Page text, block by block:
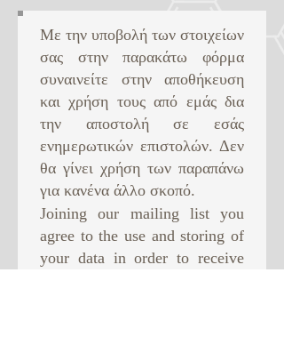
Με την υποβολή των στοιχείων
σας στην παρακάτω φόρμα
συναινείτε στην αποθήκευση
και χρήση τους από εμάς δια
την αποστολή σε εσάς
ενημερωτικών επιστολών. Δεν
θα γίνει χρήση των παραπάνω
για κανένα άλλο σκοπό. ​
Joining our mailing list you
agree to the use and storing of
your data in order to receive